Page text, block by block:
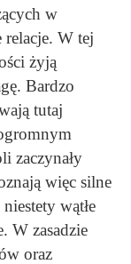
w
relacje. W tej
żyją
Bardzo
tutaj
zaczynały
więc silne
wątłe
W zasadzie
oraz